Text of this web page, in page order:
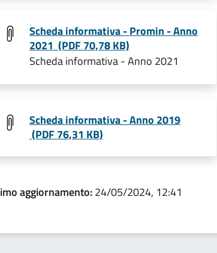
Scheda informativa - Promin - Anno
2021 (PDF 70,78 KB)
Scheda informativa - Anno 2021
Scheda informativa - Anno 2019
(PDF 76,31 KB)
aggiornamento:24/05/2024, 12:41